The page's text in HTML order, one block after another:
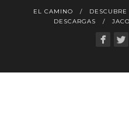
EL CAMINO DESCUBRE
DESCARGAS